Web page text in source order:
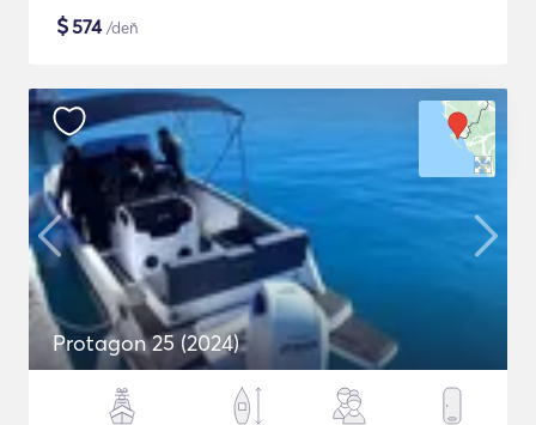
$574/deň
Protagon 25 (2024)